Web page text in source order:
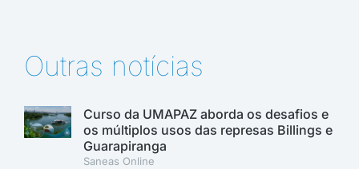
Outras notícias
Curso da UMAPAZ aborda os desafios e
os múltiplos usos das represas Billings e
Guarapiranga
Saneas Online